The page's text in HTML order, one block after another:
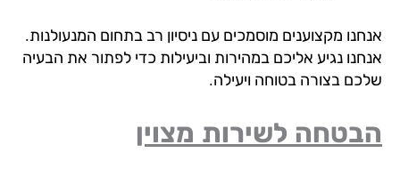
מקצוענים מוסמכים עם ניסיון רב בתחום המנעולנות.
נגיע אליכם במהירות וביעילות כדי לפתור את הבעיה
בצורה בטוחה ויעילה.
לשירות מצוין